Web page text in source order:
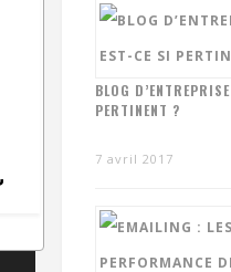
BLOG
PERTINENT ?
7 avril 2017